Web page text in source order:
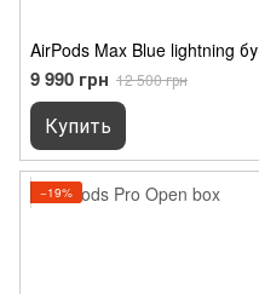
AirPods Max Blue lightning бу
9 990 грн 12 500 грн
Купить
−19%